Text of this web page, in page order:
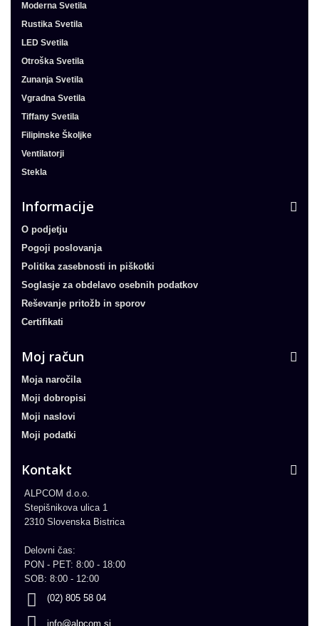
Moderna Svetila
Rustika Svetila
LED Svetila
Otroška Svetila
Zunanja Svetila
Vgradna Svetila
Tiffany Svetila
Filipinske Školjke
Ventilatorji
Stekla
Informacije
O podjetju
Pogoji poslovanja
Politika zasebnosti in piškotki
Soglasje za obdelavo osebnih podatkov
Reševanje pritožb in sporov
Certifikati
Moj račun
Moja naročila
Moji dobropisi
Moji naslovi
Moji podatki
Kontakt
ALPCOM d.o.o.
Stepišnikova ulica 1
2310 Slovenska Bistrica
Delovni čas:
PON - PET: 8:00 - 18:00
SOB: 8:00 - 12:00
(02) 805 58 04
info@alpcom.si